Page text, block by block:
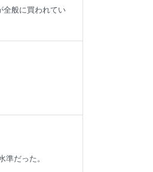
全般に買われてい
だった。